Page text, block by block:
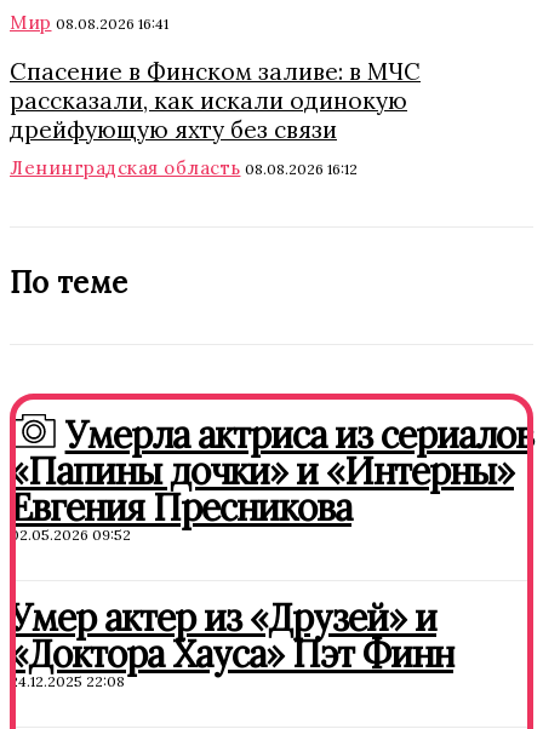
Мир 08.08.2026 16:41
Спасение в Финском заливе: в МЧС
рассказали, как искали одинокую
дрейфующую яхту без связи
Ленинградская область 08.08.2026 16:12
По теме
Умерла актриса из сериалов
«Папины дочки» и «Интерны»
Евгения Пресникова
02.05.2026 09:52
Умер актер из «Друзей» и
«Доктора Хауса» Пэт Финн
24.12.2025 22:08